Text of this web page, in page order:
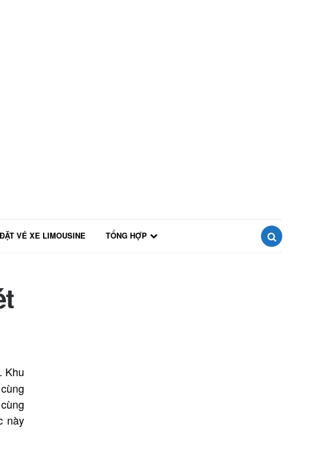
ĐẶT VÉ XE LIMOUSINE
TỔNG HỢP
. Khu
này